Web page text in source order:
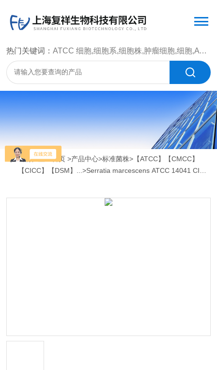
热门关键词：ATCC 细胞,细胞系,细胞株,肿瘤细胞,细胞,ATCC 菌种，CMCC 菌种，标准菌株，质控菌种，微生物菌种，菌株，菌种
当前位置：首页>产品中心>标准菌株> 【ATCC】【CMCC】
【CICC】【DSM】...>Serratia marcescens ATCC 14041 CICC